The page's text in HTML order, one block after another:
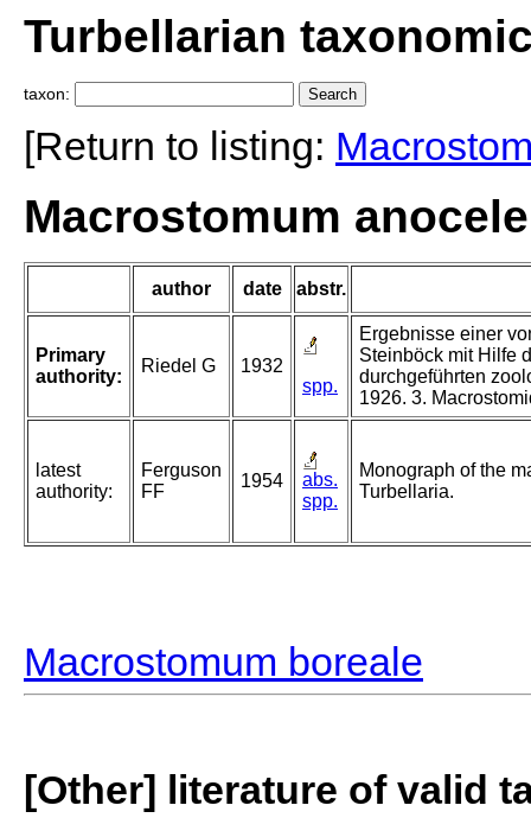
Turbellarian
taxon:
[Return to listing:
Macrostomum
author date abstr.
Primary
authority:
Riedel G
1932
spp.
Ergebnisse einer
Steinböck mit Hilfe
durchgeführten
1926. 3.
latest
authority:
Ferguson
FF
1954
abs.
spp.
Monograph of the
Turbellaria.
Macrostomum boreale
[Other] literature of valid